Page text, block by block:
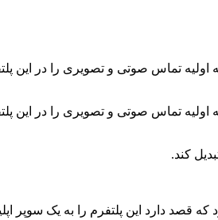
تماس صوتی و تصویری را در این
تماس صوتی و تصویری را در این
کند.
تغییر داد و اعلام کرد که قصد دارد این پلتفرم را به